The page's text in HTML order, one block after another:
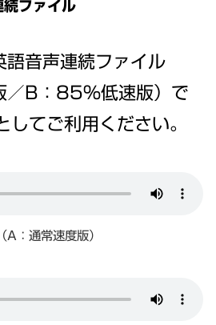
ファイル
音声連続ファイル
／B：85%低速版）で
してご利用ください。
A：通常速度版）